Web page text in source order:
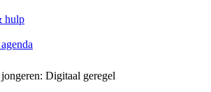
hulp
Digitaal geregel